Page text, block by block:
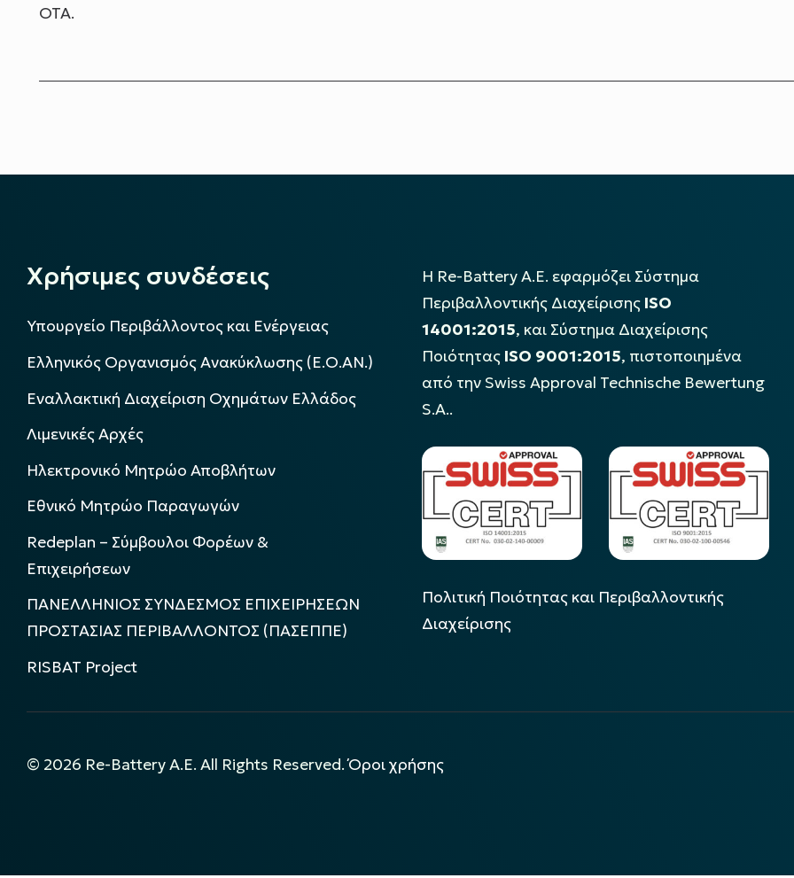
ΟΤΑ.
Χρήσιμες συνδέσεις
Υπουργείο Περιβάλλοντος και Ενέργειας
Ελληνικός Οργανισμός Ανακύκλωσης (Ε.Ο.ΑΝ.)
Εναλλακτική Διαχείριση Οχημάτων Ελλάδος
Λιμενικές Αρχές
Ηλεκτρονικό Μητρώο Αποβλήτων
Εθνικό Μητρώο Παραγωγών
Redeplan – Σύμβουλοι Φορέων &
Επιχειρήσεων
ΠΑΝΕΛΛΗΝΙΟΣ ΣΥΝΔΕΣΜΟΣ ΕΠΙΧΕΙΡΗΣΕΩΝ
ΠΡΟΣΤΑΣΙΑΣ ΠΕΡΙΒΑΛΛΟΝΤΟΣ (ΠΑΣΕΠΠΕ)
RISBAT Project
Η Re-Battery Α.Ε. εφαρμόζει Σύστημα
Περιβαλλοντικής Διαχείρισης ISO
14001:2015, και Σύστημα Διαχείρισης
Ποιότητας ISO 9001:2015, πιστοποιημένα
από την Swiss Approval Technische Bewertung
S.A..
Πολιτική Ποιότητας και Περιβαλλοντικής
Διαχείρισης
© 2026 Re-Battery A.E. All Rights Reserved.Όροι χρήσης